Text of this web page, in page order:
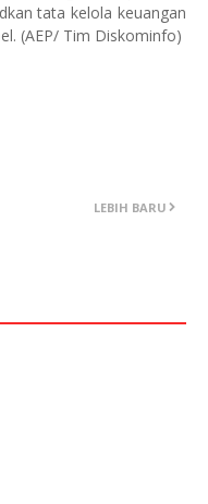
tata kelola keuangan
(AEP/ Tim Diskominfo)
LEBIH BARU